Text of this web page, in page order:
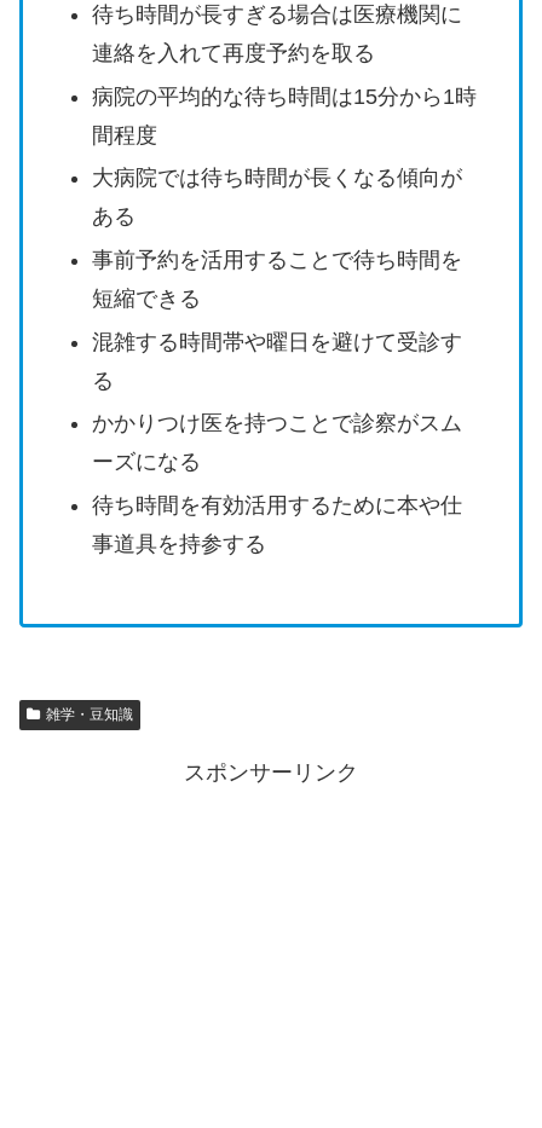
待ち時間が長すぎる場合は医療機関に
連絡を入れて再度予約を取る
病院の平均的な待ち時間は15分から1時
間程度
大病院では待ち時間が長くなる傾向が
ある
事前予約を活用することで待ち時間を
短縮できる
混雑する時間帯や曜日を避けて受診す
る
かかりつけ医を持つことで診察がスム
ーズになる
待ち時間を有効活用するために本や仕
事道具を持参する
雑学・豆知識
スポンサーリンク